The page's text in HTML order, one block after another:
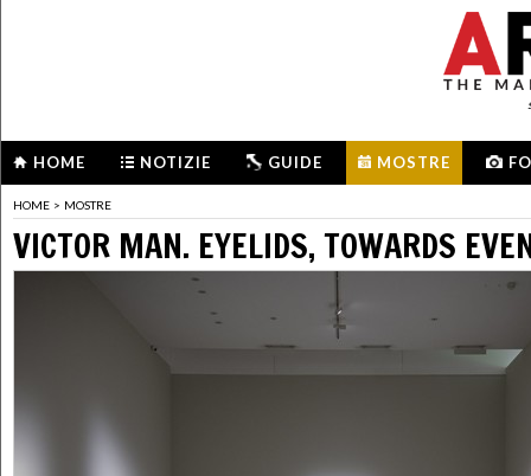
HOME NOTIZIE GUIDE MOSTRE
HOME > MOSTRE
VICTOR MAN. EYELIDS, TOWARDS